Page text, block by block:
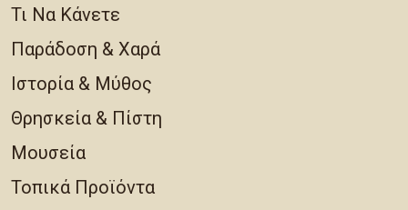
Τι Να Κάνετε
Παράδοση & Χαρά
Ιστορία & Μύθος
Θρησκεία & Πίστη
Μουσεία
Τοπικά Προϊόντα